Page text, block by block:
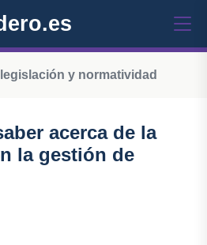
legislación y normatividad
acerca de la
la gestión de